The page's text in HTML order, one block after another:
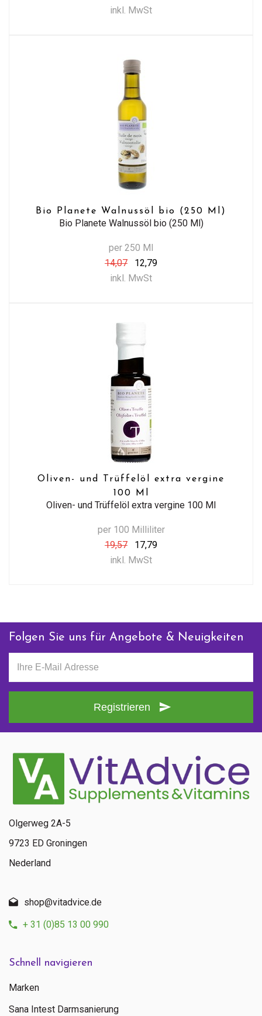
inkl. MwSt
Bio Planete Walnussöl bio (250 Ml)
Bio Planete Walnussöl bio (250 Ml)
per 250 Ml
14,07
12,79
inkl. MwSt
Oliven- und Trüffelöl extra vergine
100 Ml
Oliven- und Trüffelöl extra vergine 100 Ml
per 100 Milliliter
19,57
17,79
inkl. MwSt
Folgen Sie uns für Angebote & Neuigkeiten
Registrieren
Schnell navigieren
Marken
Sana Intest Darmsanierung
Olgerweg 2A-5
9723 ED Groningen
Nederland
shop@vitadvice.de
+ 31 (0)85 13 00 990